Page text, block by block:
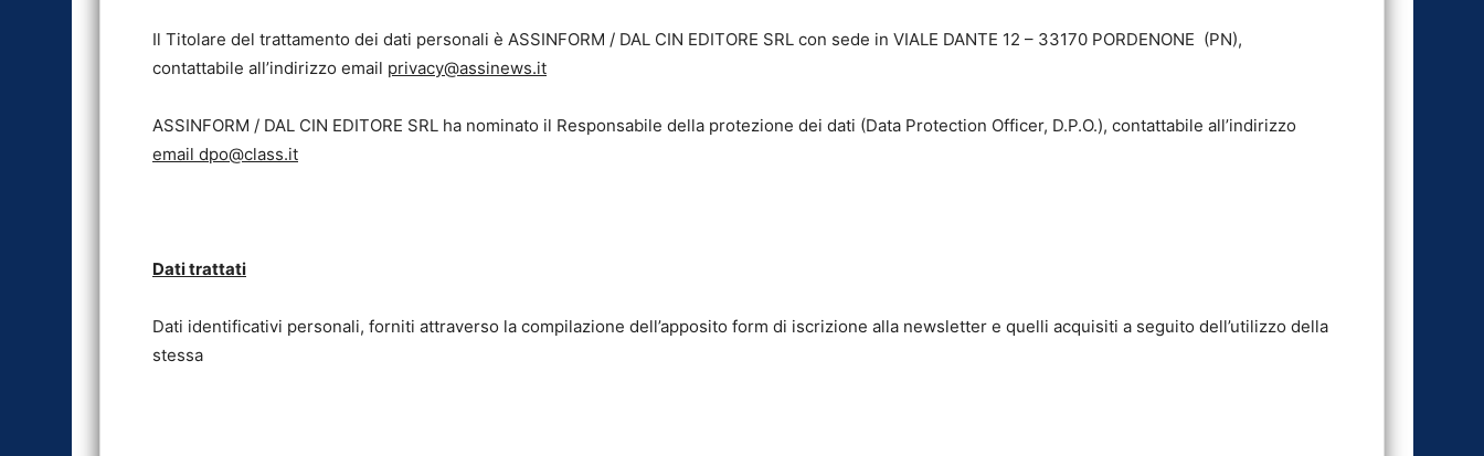
Il Titolare del trattamento dei dati personali è ASSINFORM / DAL CIN EDITORE SRL con sede in VIALE DANTE 12 – 33170 PORDENONE (PN),
contattabile all’indirizzo email privacy@assinews.it
ASSINFORM / DAL CIN EDITORE SRL ha nominato il Responsabile della protezione dei dati (Data Protection Officer, D.P.O.), contattabile all’indirizzo
email dpo@class.it
Dati trattati
Dati identificativi personali, forniti attraverso la compilazione dell’apposito form di iscrizione alla newsletter e quelli acquisiti a seguito dell’utilizzo della
stessa